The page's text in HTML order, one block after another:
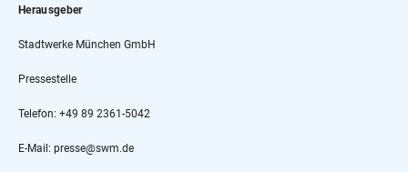
Herausgeber
Stadtwerke München GmbH
Pressestelle
Telefon: +49 89 2361-5042
E-Mail: presse@swm.de